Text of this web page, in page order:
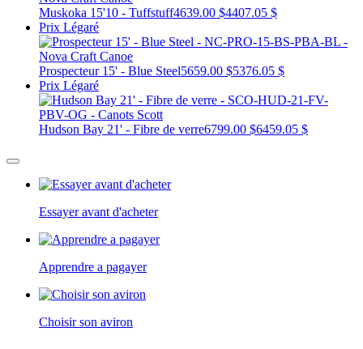
Muskoka 15'10 - Tuffstuff4639.00 $4407.05 $
Prix Légaré
Prospecteur 15' - Blue Steel5659.00 $5376.05 $
Prix Légaré
Hudson Bay 21' - Fibre de verre6799.00 $6459.05 $
Essayer avant d'acheter
Apprendre a pagayer
Choisir son aviron